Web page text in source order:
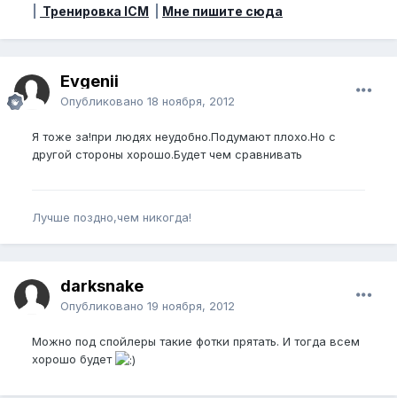
Тренировка ICM Мне пишите сюда
Evgenii
Опубликовано 18 ноября, 2012
Я тоже за!при людях неудобно.Подумают плохо.Но с
другой стороны хорошо.Будет чем сравнивать
Лучше поздно,чем никогда!
darksnake
Опубликовано 19 ноября, 2012
Можно под спойлеры такие фотки прятать. И тогда всем
хорошо будет